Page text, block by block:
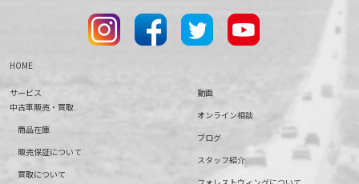
HOME
サービス
中古車販売・買取
商品在庫
販売保証について
買取について
動画
オンライン相談
ブログ
スタッフ紹介